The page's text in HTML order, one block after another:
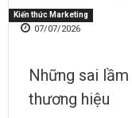
Kiến thức Marketing
07/07/2026
Những sai
thương hiệu